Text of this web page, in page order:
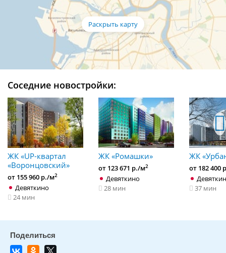
Соседние новостройки:
ЖК «UP-квартал
«Воронцовский»
от 155 960 р./м2
Девяткино
24 мин
ЖК «Ромашки»
от 123 671 р./м2
Девяткино
28 мин
ЖК
от 182 400
37 мин